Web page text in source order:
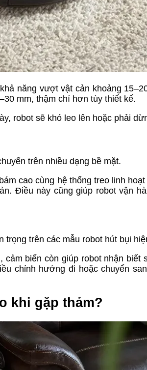
năng vượt vật cản khoảng
mm, thậm chí hơn tùy thiết kế.
robot sẽ khó leo lên hoặc phải
trên nhiều dạng bề mặt.
cao cùng hệ thống treo linh
Điều này cũng giúp robot vận
trọng trên các mẫu robot hút bụi
cảm biến còn giúp robot nhận
chỉnh hướng đi hoặc chuyển
khi gặp thảm?